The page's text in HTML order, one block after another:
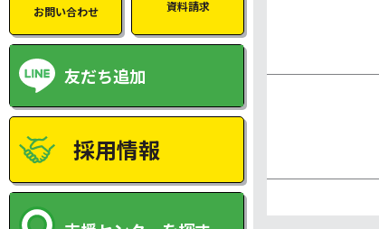
お問い合わせ 資料請求
友だち追加
採用情報